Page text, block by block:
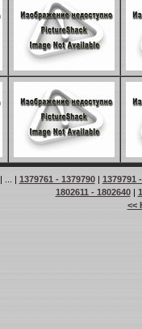
... | 1379761 - 1379790| 1379791
1802611 - 1802640|
<<